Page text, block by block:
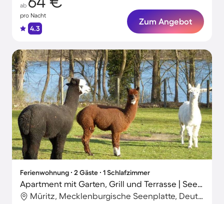
ab
pro Nacht
4.3
Zum Angebot
Ferienwohnung ∙ 2 Gäste ∙ 1 Schlafzimmer
Apartment mit Garten, Grill und Terrasse | Seeblick
Müritz, Mecklenburgische Seenplatte, Deutschland